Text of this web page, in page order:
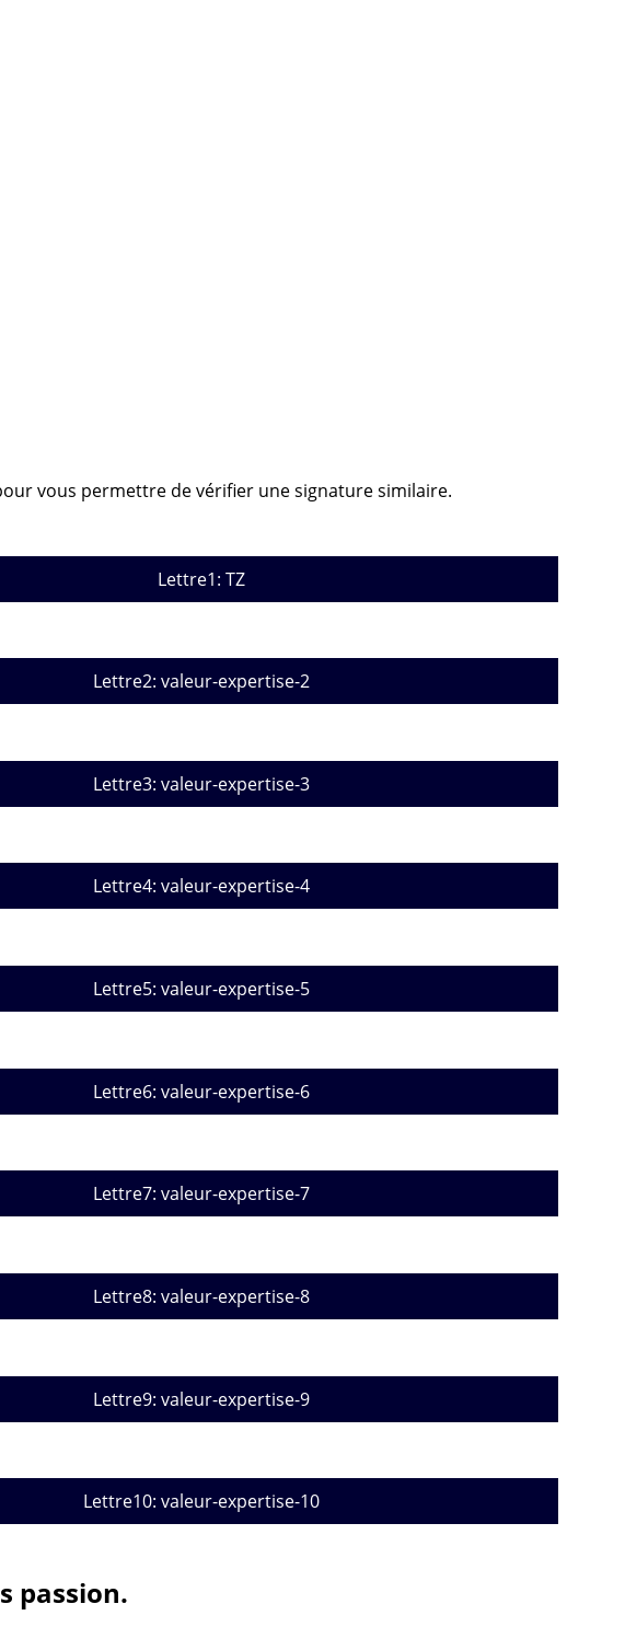
vous permettre de vérifier une signature similaire.
Lettre1: TZ
Lettre2: valeur-expertise-2
Lettre3: valeur-expertise-3
Lettre4: valeur-expertise-4
Lettre5: valeur-expertise-5
Lettre6: valeur-expertise-6
Lettre7: valeur-expertise-7
Lettre8: valeur-expertise-8
Lettre9: valeur-expertise-9
Lettre10: valeur-expertise-10
passion.